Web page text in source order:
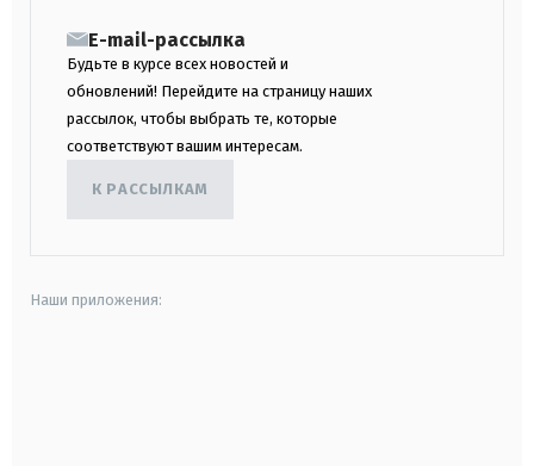
E-mail-рассылка
Будьте в курсе всех новостей и
обновлений! Перейдите на страницу наших
рассылок, чтобы выбрать те, которые
соответствуют вашим интересам.
К РАССЫЛКАМ
Наши приложения: